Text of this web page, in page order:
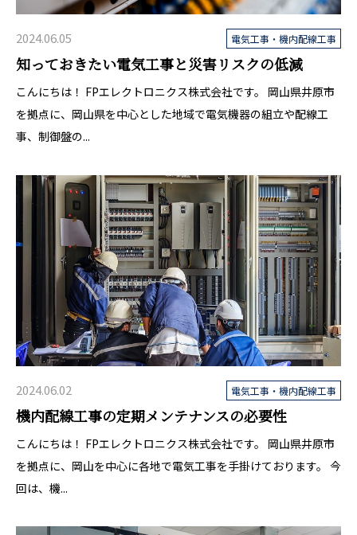
2024.06.05 電気工事・機内配線工事
知っておきたい電気工事と災害リスクの低減
こんにちは！ FPエレクトロニクス株式会社です。 岡山県井原市
を拠点に、岡山県を中心とした地域で電気機器の組立や配線工
事、制御盤の...
2024.06.02 電気工事・機内配線工事
機内配線工事の定期メンテナンスの必要性
こんにちは！ FPエレクトロニクス株式会社です。 岡山県井原市
を拠点に、岡山を中心に各地で電気工事を手掛けております。 今
回は、機...